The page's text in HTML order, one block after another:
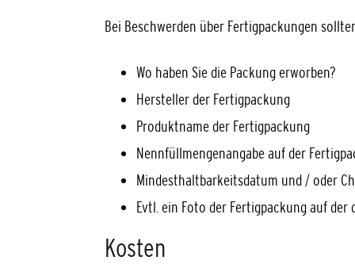
Bei Beschwerden über Fertigpackungen
Wo haben Sie die Packung erworben?
Hersteller der Fertigpackung
Produktname der Fertigpackung
Nennfüllmengenangabe auf der
Mindesthaltbarkeitsdatum und / oder
Evtl. ein Foto der Fertigpackung auf
Kosten